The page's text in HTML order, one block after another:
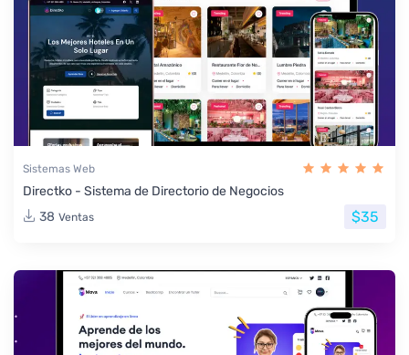
Sistemas Web
Directko - Sistema de Directorio de Negocios
38 Ventas $35